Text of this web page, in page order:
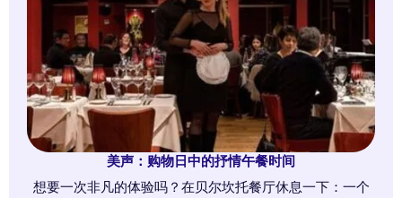
美声：购物日中的抒情午餐时间
想要一次非凡的体验吗？在贝尔坎托餐厅休息一下：一个